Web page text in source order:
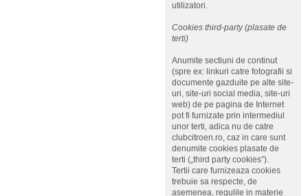
utilizatori.
Cookies third-party (plasate de
terti)
Anumite sectiuni de continut
(spre ex: linkuri catre fotografii si
documente gazduite pe alte site-
uri, site-uri social media, site-uri
web) de pe pagina de Internet
pot fi furnizate prin intermediul
unor terti, adica nu de catre
clubcitroen.ro, caz in care sunt
denumite cookies plasate de
terti („third party cookies”).
Tertii care furnizeaza cookies
trebuie sa respecte, de
asemenea, regulile in materie